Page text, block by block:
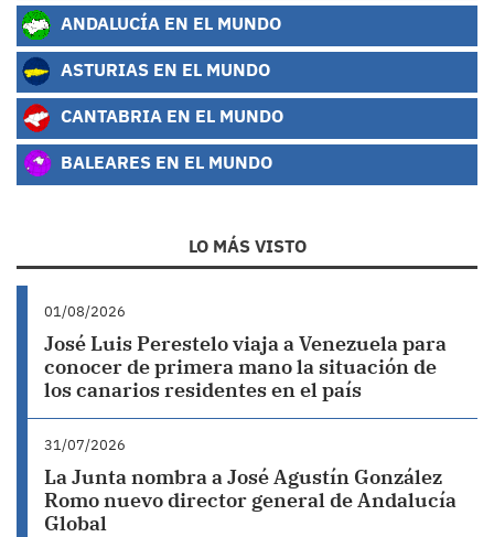
ANDALUCÍA EN EL MUNDO
ASTURIAS EN EL MUNDO
CANTABRIA EN EL MUNDO
BALEARES EN EL MUNDO
LO MÁS VISTO
01/08/2026
José Luis Perestelo viaja a Venezuela para
conocer de primera mano la situación de
los canarios residentes en el país
31/07/2026
La Junta nombra a José Agustín González
Romo nuevo director general de Andalucía
Global